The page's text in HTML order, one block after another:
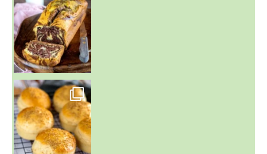
~ BUNS MAISON ~
Un peu de boulange par ici au